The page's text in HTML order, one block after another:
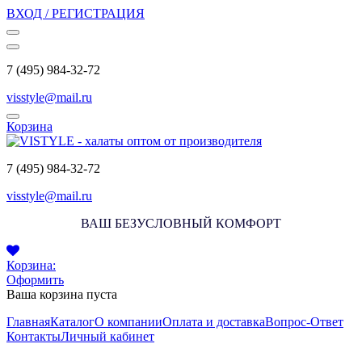
ВХОД / РЕГИСТРАЦИЯ
7 (495) 984-32-72
visstyle@mail.ru
Корзина
7 (495) 984-32-72
visstyle@mail.ru
ВАШ БЕЗУСЛОВНЫЙ КОМФОРТ
Корзина:
Оформить
Ваша корзина пуста
ГлавнаяКаталогО компанииОплата и доставкаВопрос-Ответ
КонтактыЛичный кабинет